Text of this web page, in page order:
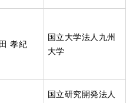
孝紀
国立大学法人九州
大学
国立研究開発法人